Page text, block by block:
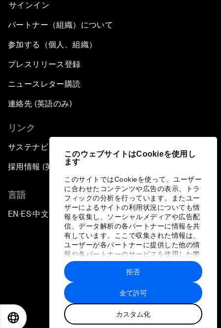
このウェブサイトはCookieを使用し
ます
このサイトではCookieを使って、ユーザー
に合わせたコンテンツや広告の表示、トラ
フィックの分析を行っています。またユー
ザーによるサイトの利用状況についても情
報を収集し、ソーシャルメディアや広告配
信、データ解析の各パートナーに情報を共
有しています。ここで収集された情報は、
ユーザーが各パートナーに提供した他の情
報や各パートナーのサービスを使用した際
に収集された情報と組み合わされ、各パー
トナーによって使用されることがありま
す。
全て許可
カスタム化
拒否
サインイン
パートナー（組織）について
参加する（個人、組織）
プレスリリース登録
ニュースレター購読
連絡先 (英語のみ)
リンク
サステナビリティへの取り組み
採用情報 (英語のみ)
言語
EN ▪ ES▪中文▪ 日本語
プライバシーポリシーと利用規約
サイトマップ
©
世界経済フォーラム